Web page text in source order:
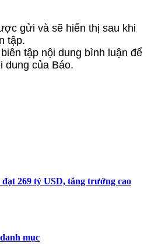
gửi và sẽ hiển thị sau khi
tập.
tập nội dung bình luận để
dung của Báo.
269 tỷ USD, tăng trưởng cao
mục